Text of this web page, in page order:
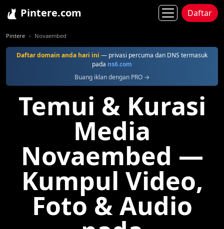
Pintere.com Daftar
Pintere Novaembed
Daftar domain anda hari ini — privasi percuma dan DNS termasuk
pada ns6.com
Buang iklan dengan PRO →
Temui & Kurasi
Media
Novaembed —
Kumpul Video,
Foto & Audio